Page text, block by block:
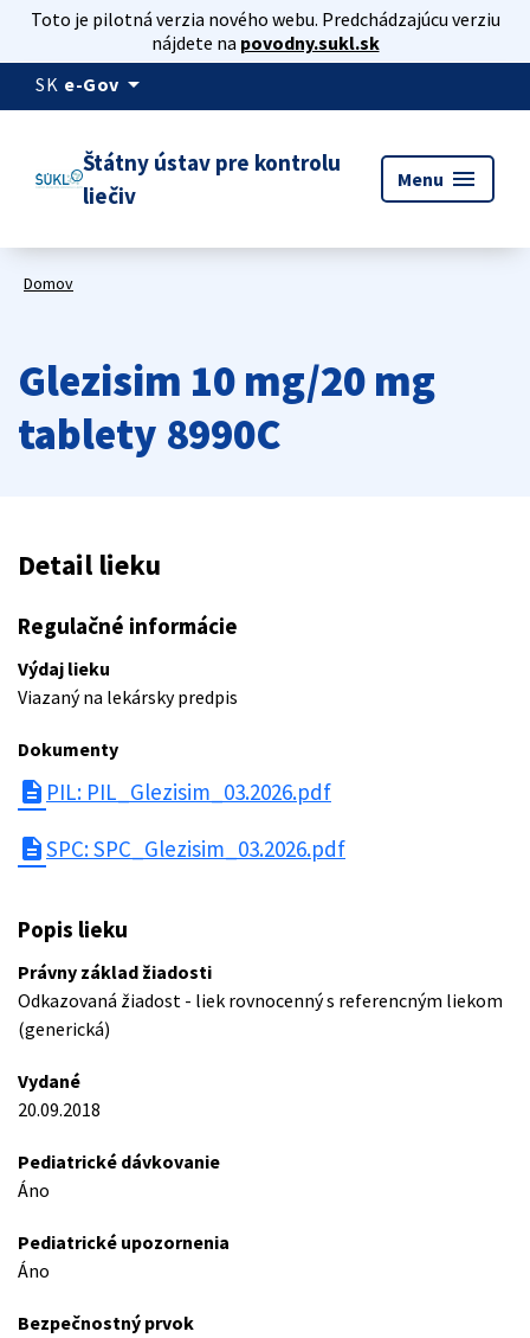
Toto je pilotná verzia nového webu. Predchádzajúcu verziu
nájdete na povodny.sukl.sk
SK e-Gov arrow_drop_down
Štátny ústav pre kontrolu
liečiv
Menu menu
Domov
Glezisim 10 mg/20 mg
tablety 8990C
Detail lieku
Regulačné informácie
Výdaj lieku
Viazaný na lekársky predpis
Dokumenty
description PIL: PIL_Glezisim_03.2026.pdf
descriptionSPC: SPC_Glezisim_03.2026.pdf
Popis lieku
Právny základ žiadosti
Odkazovaná žiadost - liek rovnocenný s referencným liekom
(generická)
Vydané
20.09.2018
Pediatrické dávkovanie
Áno
Pediatrické upozornenia
Áno
Bezpečnostný prvok